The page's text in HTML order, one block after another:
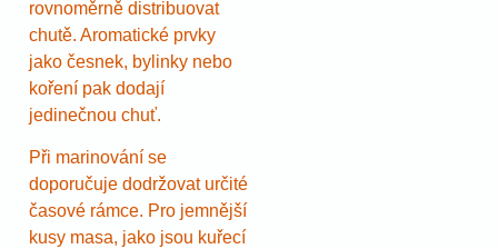
rovnoměrně distribuovat
chutě. Aromatické prvky
jako česnek, bylinky nebo
koření pak dodají
jedinečnou chuť.
Při marinování se
doporučuje dodržovat určité
časové rámce. Pro jemnější
kusy masa, jako jsou kuřecí